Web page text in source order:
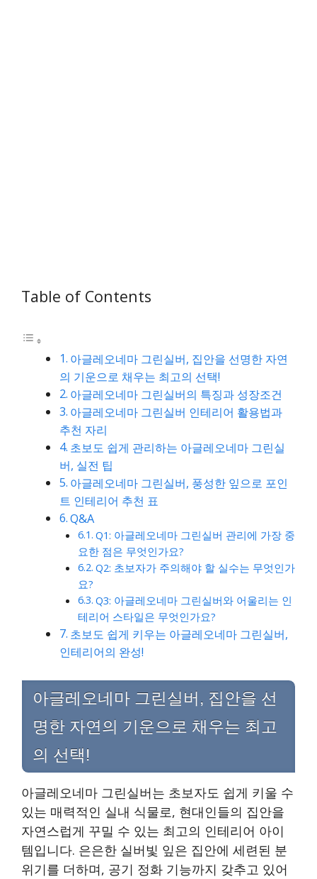
Table of Contents
아글레오네마 그린실버, 집안을 선명한 자연
의 기운으로 채우는 최고의 선택!
아글레오네마 그린실버의 특징과 성장조건
아글레오네마 그린실버 인테리어 활용법과
추천 자리
초보도 쉽게 관리하는 아글레오네마 그린실
버, 실전 팁
아글레오네마 그린실버, 풍성한 잎으로 포인
트 인테리어 추천 표
Q&A
Q1: 아글레오네마 그린실버 관리에 가장 중
요한 점은 무엇인가요?
Q2: 초보자가 주의해야 할 실수는 무엇인가
요?
Q3: 아글레오네마 그린실버와 어울리는 인
테리어 스타일은 무엇인가요?
초보도 쉽게 키우는 아글레오네마 그린실버,
인테리어의 완성!
아글레오네마 그린실버, 집안을 선
명한 자연의 기운으로 채우는 최고
의 선택!
아글레오네마 그린실버는 초보자도 쉽게 키울 수
있는 매력적인 실내 식물로, 현대인들의 집안을
자연스럽게 꾸밀 수 있는 최고의 인테리어 아이
템입니다. 은은한 실버빛 잎은 집안에 세련된 분
위기를 더하며, 공기 정화 기능까지 갖추고 있어